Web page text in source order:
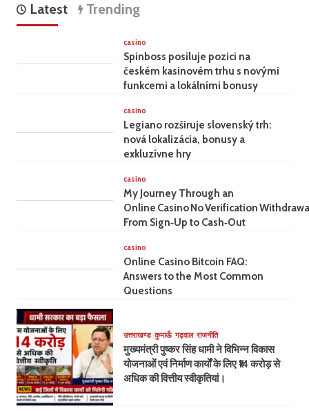
Latest Trending
casino
Spinboss posiluje pozici na
českém kasinovém trhu s novými
funkcemi a lokálními bonusy
casino
Legiano rozširuje slovenský trh:
nová lokalizácia, bonusy a
exkluzívne hry
casino
My Journey Through an
Online Casino No Verification
From Sign‑Up to Cash‑Out
casino
Online Casino Bitcoin FAQ:
Answers to the Most Common
Questions
उत्तराखण्ड कुमाऊँ गढ़वाल राजनीति
मुख्यमंत्री पुष्कर सिंह धामी ने विभिन्न विकास
योजनाओं एवं निर्माण कार्यों के लिए ₹14 करोड़ से
अधिक की वित्तीय स्वीकृतियां।